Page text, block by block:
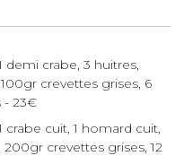
demi crabe, 3 huitres,
crevettes grises, 6
- 23€
crabe cuit, 1 homard cuit,
crevettes grises, 12